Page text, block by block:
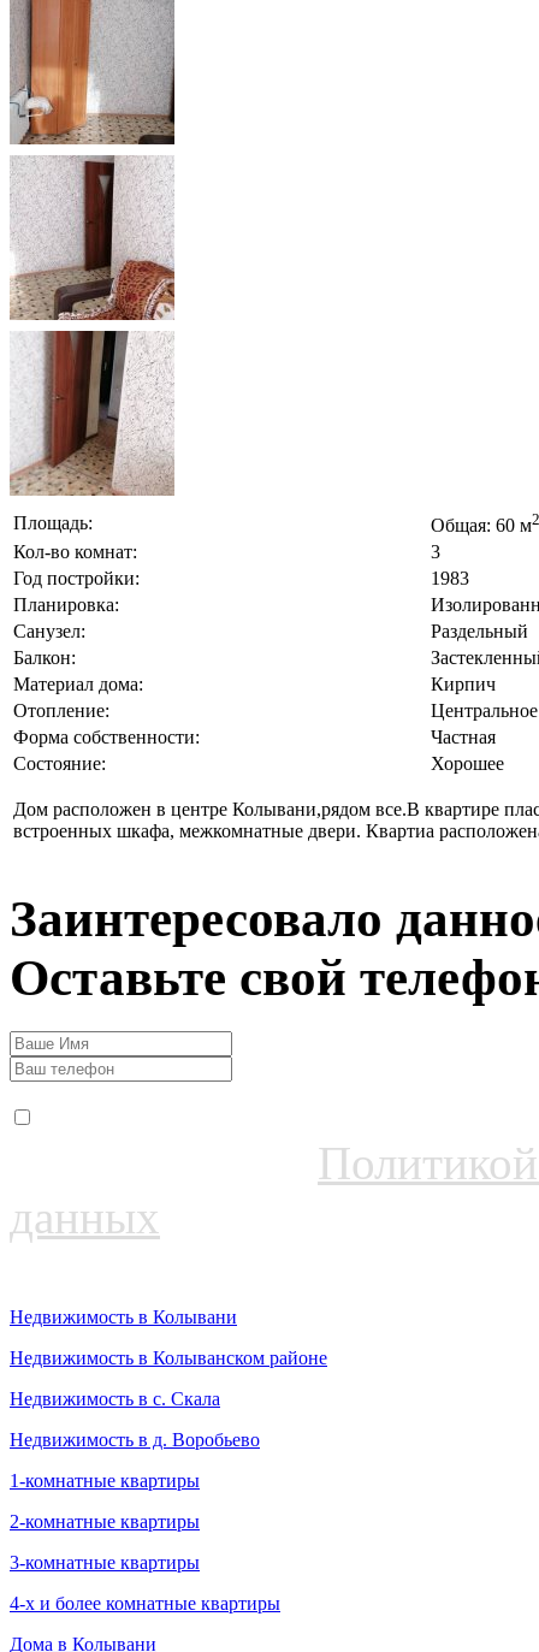
Площадь: Общая: 60 м2
Кол-во комнат:
3
Год постройки:
1983
Планировка:
Санузел:
Раздельный
Балкон:
Материал дома:
Кирпич
Отопление:
Центральное
Форма собственности:
Частная
Состояние:
Хорошее
Дом расположен в центре Колывани,рядом все.В квартире
встроенных шкафа, межкомнатные двери. Квартиа
Заинтересовало
Оставьте свой
данных
Недвижимость в Колывани
Недвижимость в Колыванском районе
Недвижимость в с. Скала
Недвижимость в д. Воробьево
1-комнатные квартиры
2-комнатные квартиры
3-комнатные квартиры
4-х и более комнатные квартиры
Дома в Колывани